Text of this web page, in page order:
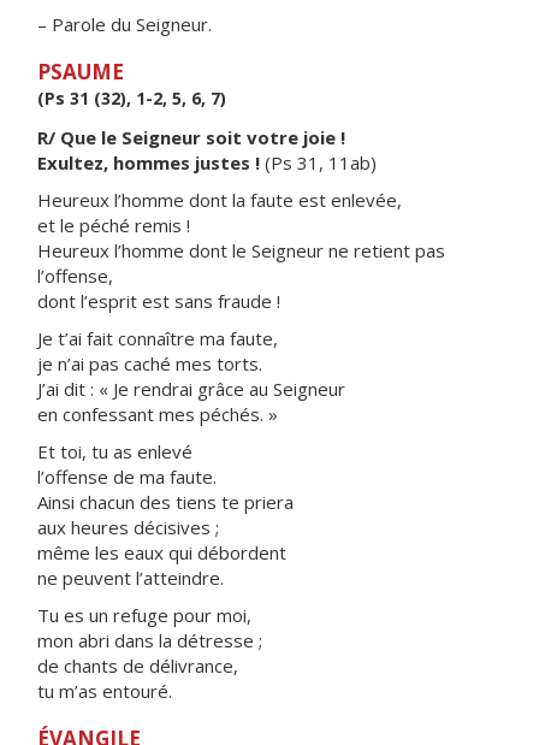
– Parole du Seigneur.
PSAUME
(Ps 31 (32), 1-2, 5, 6, 7)
R/ Que le Seigneur soit votre joie !
Exultez, hommes justes ! (Ps 31, 11ab)
Heureux l’homme dont la faute est enlevée,
et le péché remis !
Heureux l’homme dont le Seigneur ne retient pas
l’offense,
dont l’esprit est sans fraude !
Je t’ai fait connaître ma faute,
je n’ai pas caché mes torts.
J’ai dit : « Je rendrai grâce au Seigneur
en confessant mes péchés. »
Et toi, tu as enlevé
l’offense de ma faute.
Ainsi chacun des tiens te priera
aux heures décisives ;
même les eaux qui débordent
ne peuvent l’atteindre.
Tu es un refuge pour moi,
mon abri dans la détresse ;
de chants de délivrance,
tu m’as entouré.
ÉVANGILE